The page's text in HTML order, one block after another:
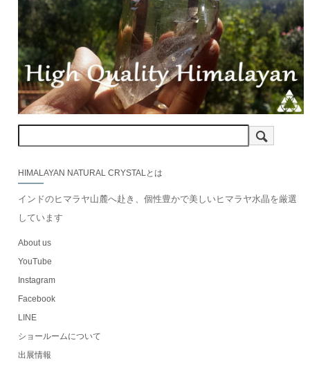
HIMALAYAN NATURAL CRYSTALとは
インドのヒマラヤ山麓へ赴き、個性豊かで美しいヒマラヤ水晶を厳選
しています
About us
YouTube
Instagram
Facebook
LINE
ショールームについて
出展情報